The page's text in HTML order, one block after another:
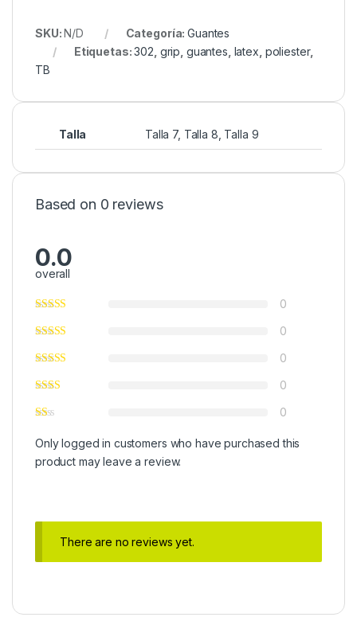
SKU:N/D Categoría:Guantes
Etiquetas:302 grip guantes latex poliester,
TB
Talla Talla 7, Talla 8, Talla 9
Based on 0 reviews
0.0
overall
0
0
0
0
0
Only logged in customers who have purchased this
product may leave a review.
There are no reviews yet.